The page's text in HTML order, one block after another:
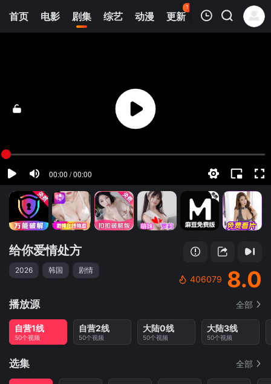
首页 电影 剧集 综艺 动漫 更新
121
热榜 APP
清空
给你爱情处方
2026 韩国 剧情
406079 8.0
播放源 全部
自营1线
50个视频
自营2线
50个视频
大陆0线
50个视频
大陆3线
50个视频
选集 全部